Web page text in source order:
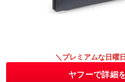
＼プレミアムな日曜
ヤフーで詳細